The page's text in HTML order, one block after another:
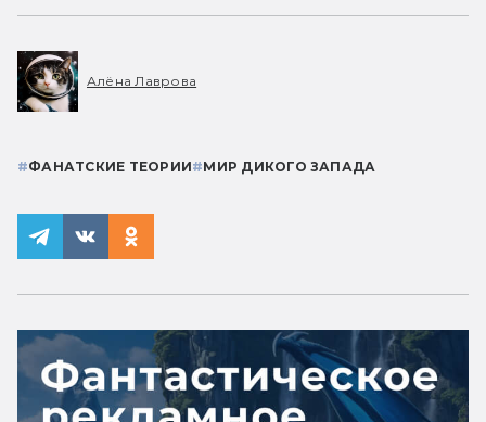
Алёна Лаврова
#ФАНАТСКИЕ ТЕОРИИ#МИР ДИКОГО ЗАПАДА